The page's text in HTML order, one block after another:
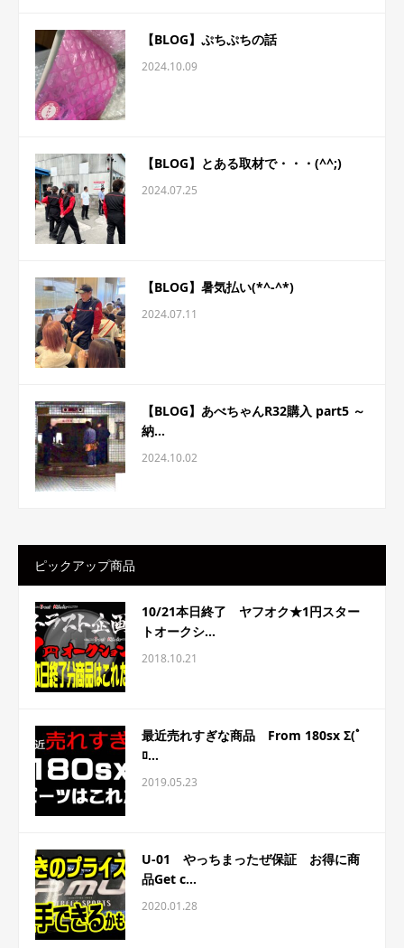
【BLOG】ぷちぷちの話
2024.10.09
【BLOG】とある取材で・・・(^^;)
2024.07.25
【BLOG】暑気払い(*^-^*)
2024.07.11
【BLOG】あべちゃんR32購入 part5 ～
納...
2024.10.02
ピックアップ商品
10/21本日終了 ヤフオク★1円スター
トオークシ...
2018.10.21
最近売れすぎな商品 From 180sx Σ(ﾟ
ﾛ...
2019.05.23
U-01 やっちまったぜ保証 お得に商
品Get c...
2020.01.28